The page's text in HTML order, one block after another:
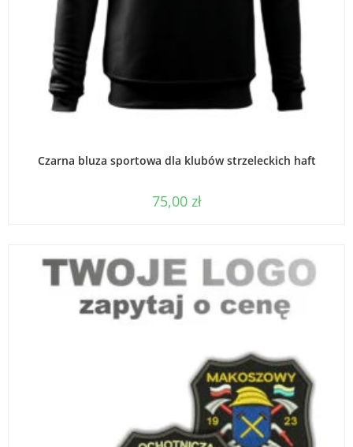
Czarna bluza sportowa dla klubów strzeleckich haft
75,00 zł